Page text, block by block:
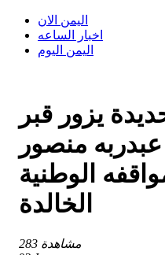
اليمن الان
اخبار الساعه
اليمن اليوم
يزور قبر
منصور
الوطنية
الخالدة
283 مشاهدة